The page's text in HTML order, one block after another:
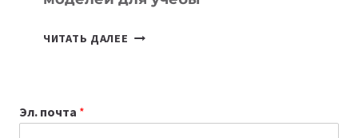
ЧИТАТЬ ДАЛЕЕ КАКОЙ
Эл. почта *